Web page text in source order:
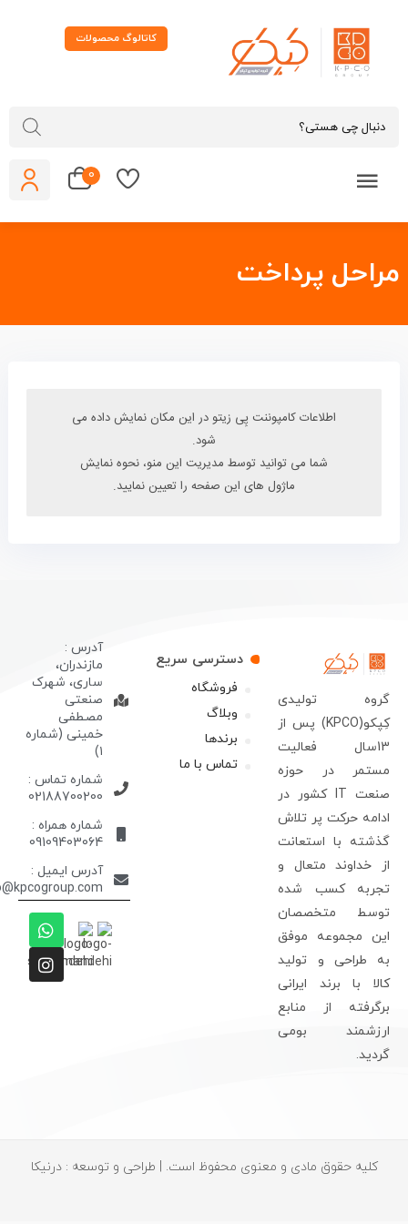
کاتالوگ محصولات
پرداخت
اطلاعات کامپوننت پِی زیتو در این مکان نمایش داده می
شود.
شما می توانید توسط مدیریت این منو، نحوه نمایش
ماژول های این صفحه را تعیین نمایید.
تولیدی
کِپکو(KPCO) پس از
13سال فعالیت
در حوزه
صنعت IT کشور در
حرکت پر تلاش
با استعانت
خداوند متعال و
کسب شده
متخصصان
مجموعه موفق
طراحی و تولید
با برند ایرانی
از منابع
بومی
دسترسی سریع
فروشگاه
وبلاگ
برندها
تماس با ما
آدرس :
مازندران،
ساری، شهرک
صنعتی
مصطفی
خمینی (شماره
شماره تماس :
02188700200
شماره همراه :
09109403064
آدرس ایمیل :
info@kpcogroup.com
کلیه حقوق مادی و معنوی محفوظ است. | طراحی و توسعه : درنیکا